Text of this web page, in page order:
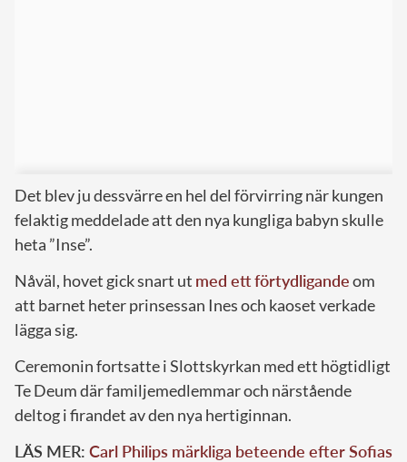
Det blev ju dessvärre en hel del förvirring när kungen
felaktig meddelade att den nya kungliga babyn skulle
heta ”Inse”.
Nåväl, hovet gick snart ut med ett förtydligandeom
att barnet heter prinsessan Ines och kaoset verkade
lägga sig.
Ceremonin fortsatte i Slottskyrkan med ett högtidligt
Te Deum där familjemedlemmar och närstående
deltog i firandet av den nya hertiginnan.
LÄS MER: Carl Philips märkliga beteende efter Sofias